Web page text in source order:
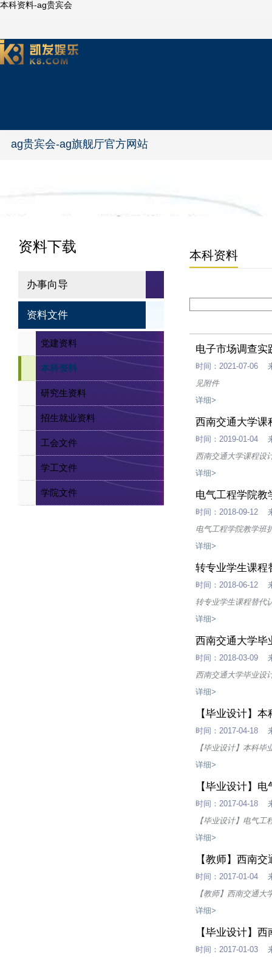
本科资料-ag贵宾会
ag贵宾会-ag旗舰厅官方网站
资料下载
办事向导
资料文件
党建资料
本科资料
研究生资料
招生就业资料
工会文件
学工文件
学院文件
本科资料
电子市场调查实
时间：2021-07-
见附件
详细>
西南交通大学课
时间：2019-01-
西南交通大学课程设
详细>
电气工程学院教
时间：2018-09-
电气工程学院教学班
详细>
转专业学生课程
时间：2018-06-
转专业学生课程替代
详细>
西南交通大学毕
时间：2018-03-
西南交通大学毕业设
详细>
【毕业设计】
时间：2017-04-
【毕业设计】本科
详细>
【毕业设计】
时间：2017-04-
【毕业设计】电气
详细>
【教师】西南
时间：2017-01-
【教师】西南交通
详细>
【毕业设计】
时间：2017-01-